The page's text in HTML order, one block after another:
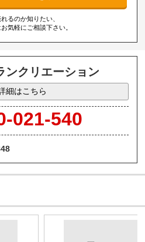
るのか知りたい、
気軽にご相談下さい。
ンクリエーション
細はこちら
021-540